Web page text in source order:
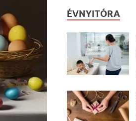
ÉVNYITÓRA